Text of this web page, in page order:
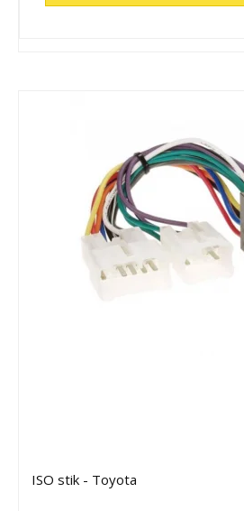
ISO stik - Toyota